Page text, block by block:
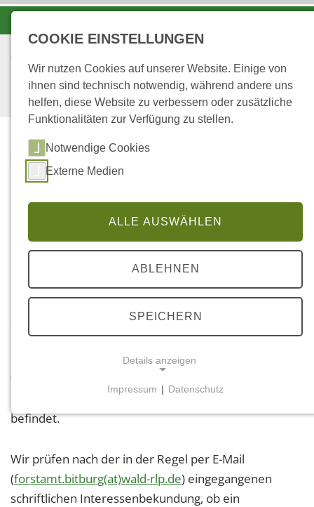
STARTSEITE
...
PRAKTIKUM IM
Das Forstamt Bitburg bietet für Interessierte die
Praktikum im Rahmen des Studiums) zu absolvieren.
Sprechen Sie uns einfach an.
Unser Tipp: Fragen Sie grundsätzlich auch um den
täglichen Fahraufwand zu minimieren, zunächst bei
dem Forstamt an, in deren Nähe sich Ihr Heimatort
befindet.
Wir prüfen nach der in der Regel per E-Mail
(forstamt.bitburg(at)wald-rlp.de) eingegangenen
schriftlichen Interessenbekundung, ob ein
COOKIE EINSTELLUNGEN
Wir nutzen Cookies auf unserer Website. Einige von
ihnen sind technisch notwendig, während andere uns
helfen, diese Website zu verbessern oder zusätzliche
Funktionalitäten zur Verfügung zu stellen.
Notwendige Cookies
Externe Medien
ALLE AUSWÄHLEN
ABLEHNEN
SPEICHERN
Details anzeigen
Notwendige Cookies ermöglichen grundlegende
der Website erforderlich.
Einverständnis-Cookie
Impressum | Datenschutz